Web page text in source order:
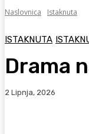
Naslovnica Istaknuta
ISTAKNUTA
Drama
2 Lipnja, 2026